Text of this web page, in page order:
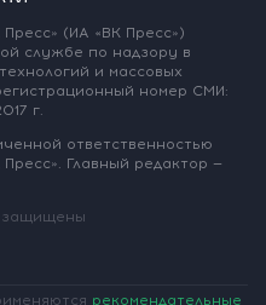
(ИА «ВК Пресс»)
службе по надзору в
технологий и массовых
номер СМИ:
г.
ответственностью
Пресс». Главный редактор —
защищены
рекомендательные